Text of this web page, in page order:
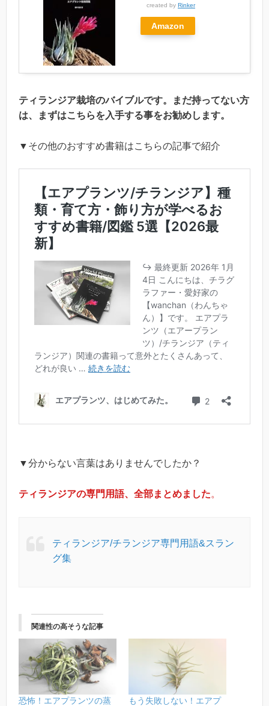
created by Rinker
Amazon
ティランジア栽培のバイブルです。まだ持ってない方
は、まずはこちらを入手する事をお勧めします。
▼その他のおすすめ書籍はこちらの記事で紹介
▼分からない言葉はありませんでしたか？
ティランジアの専門用語、全部まとめました。
ティランジア/チランジア専門用語&スラン
グ集
関連性の高そうな記事
恐怖！エアプランツの蒸
もう失敗しない！エアプ